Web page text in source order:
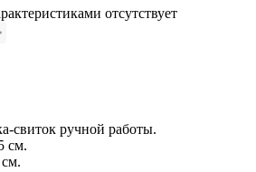
отсутствует
свиток ручной работы.
см.